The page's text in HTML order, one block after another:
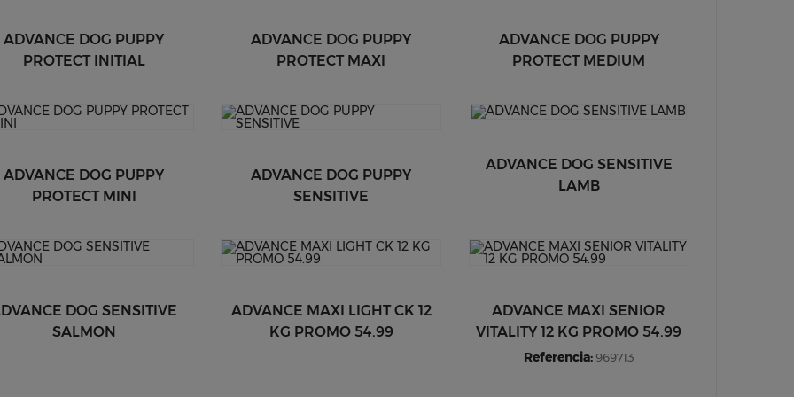
ADVANCE DOG PUPPY
PROTECT INITIAL
ADVANCE DOG PUPPY
PROTECT MAXI
ADVANCE DOG PUPPY
PROTECT MEDIUM
ADVANCE DOG PUPPY
PROTECT MINI
ADVANCE DOG PUPPY
SENSITIVE
ADVANCE DOG SENSITIVE
LAMB
DOG SENSITIVE
SALMON
ADVANCE MAXI LIGHT CK 12
KG PROMO 54.99
ADVANCE MAXI SENIOR
VITALITY 12 KG PROMO 54.99
Referencia: 969713